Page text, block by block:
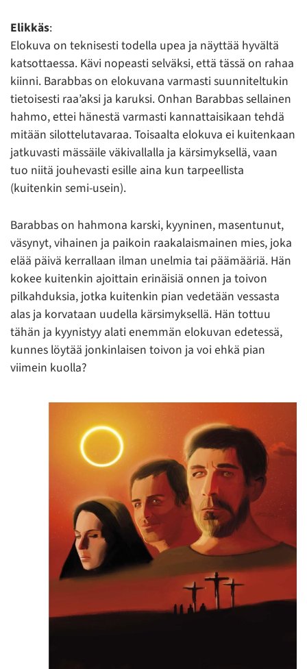
Elikkäs:
Elokuva on teknisesti todella upea ja näyttää hyvältä
katsottaessa. Kävi nopeasti selväksi, että tässä on rahaa
kiinni. Barabbas on elokuvana varmasti suunniteltukin
tietoisesti raa’aksi ja karuksi. Onhan Barabbas sellainen
hahmo, ettei hänestä varmasti kannattaisikaan tehdä
mitään silottelutavaraa. Toisaalta elokuva ei kuitenkaan
jatkuvasti mässäile väkivallalla ja kärsimyksellä, vaan
tuo niitä jouhevasti esille aina kun tarpeellista
(kuitenkin semi-usein).
Barabbas on hahmona karski, kyyninen, masentunut,
väsynyt, vihainen ja paikoin raakalaismainen mies, joka
elää päivä kerrallaan ilman unelmia tai päämääriä. Hän
kokee kuitenkin ajoittain erinäisiä onnen ja toivon
pilkahduksia, jotka kuitenkin pian vedetään vessasta
alas ja korvataan uudella kärsimyksellä. Hän tottuu
tähän ja kyynistyy alati enemmän elokuvan edetessä,
kunnes löytää jonkinlaisen toivon ja voi ehkä pian
viimein kuolla?